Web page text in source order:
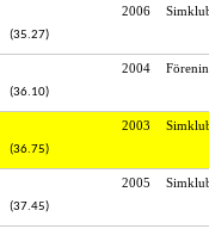
2006
(35.27)
2004
(36.10)
2003
(36.75)
2005
(37.45)